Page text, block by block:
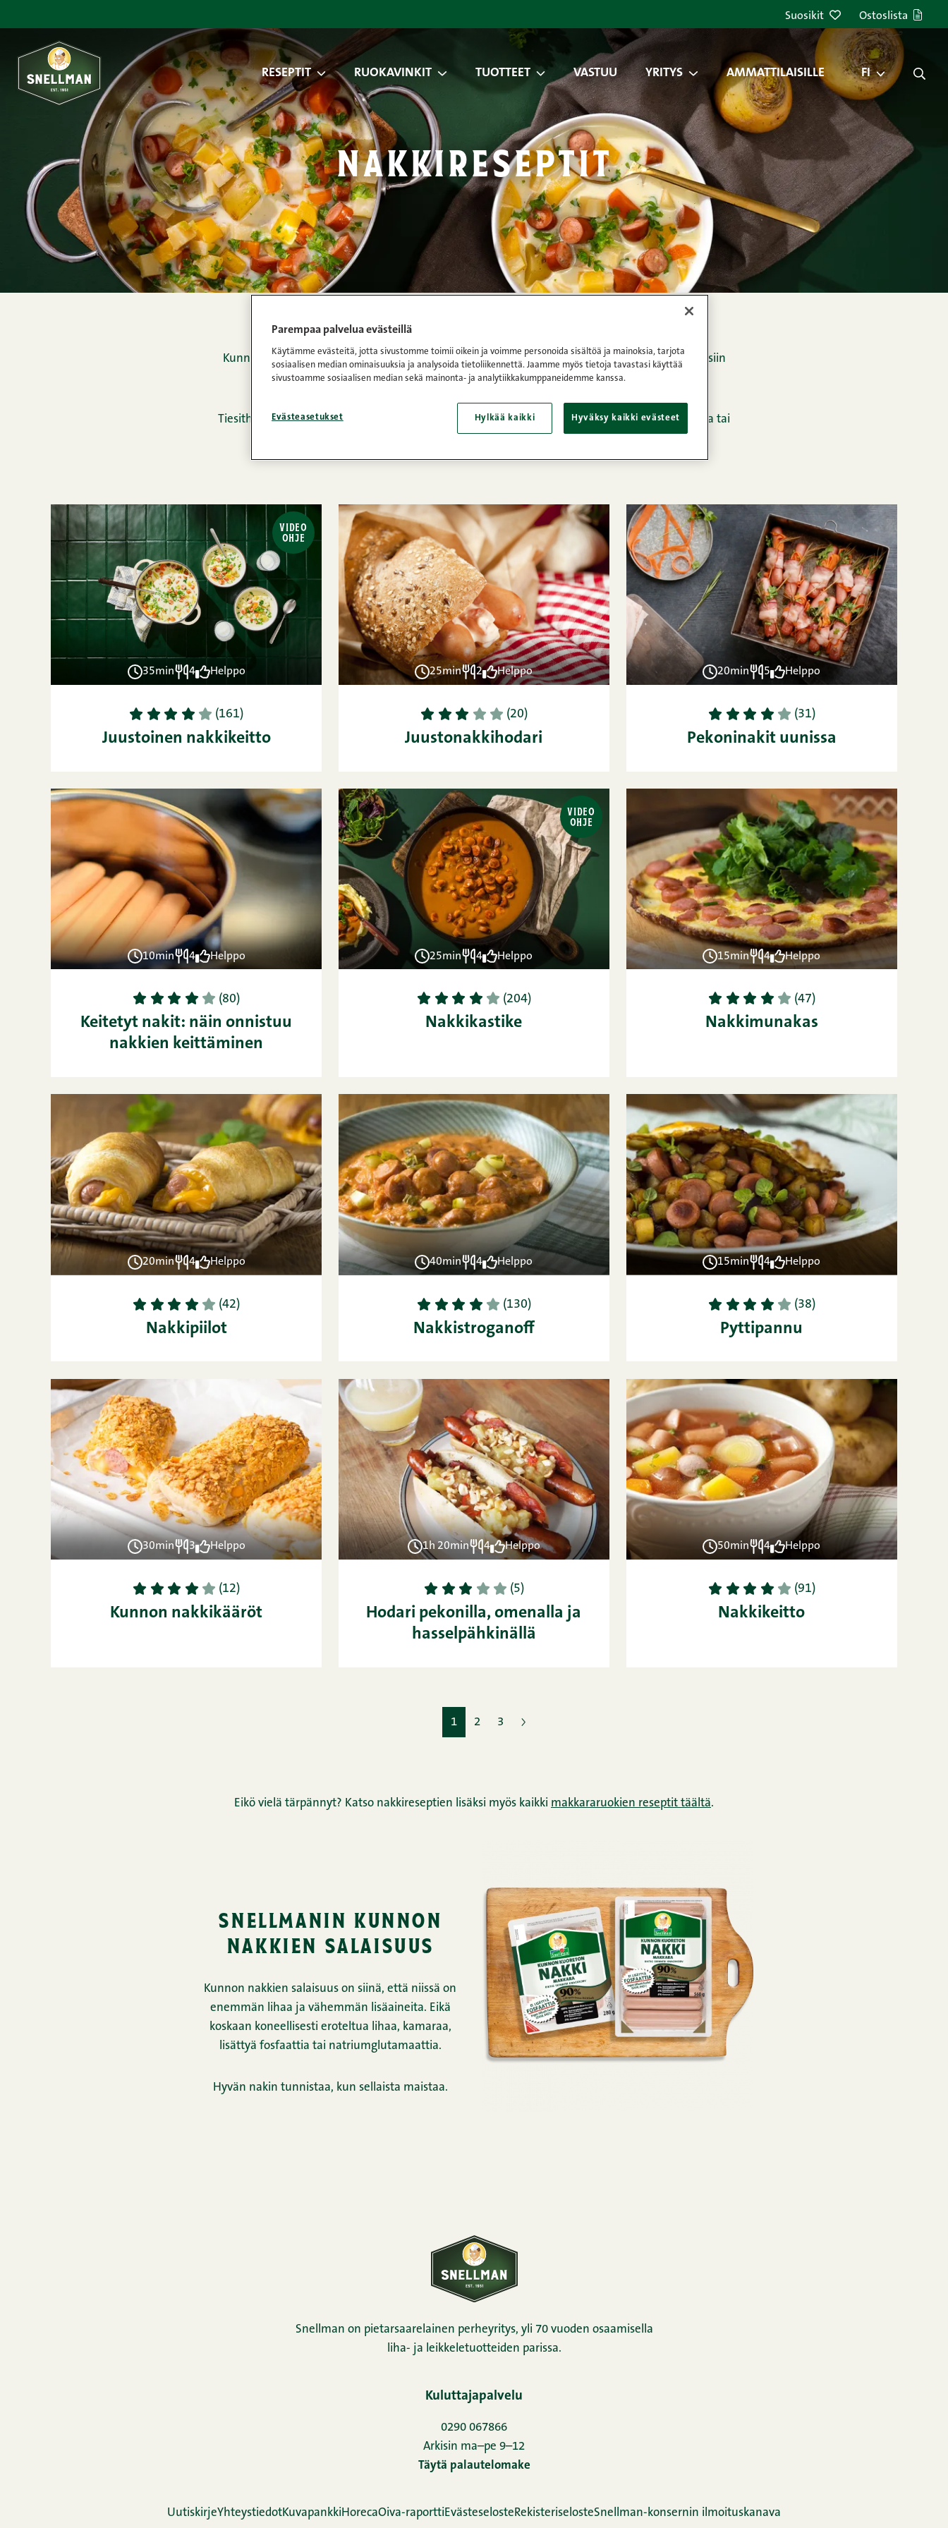
Suosikit Ostoslista
RESEPTIT RUOKAVINKIT TUOTTEET VASTUU YRITYS AMMATTILAISILLE FI
nakkireseptit
Kunnon nakit taipuvat yllättävän monipuoliseen kokkailuun. Tutustu Herra Snellmanin parhaisiin
nakkiresepteihin ja löydä uusia nakkiruokia arkeen ja juhlaan!
Tiesithän muuten, että Snellmanin Kunnon nakeissaei ole lainkaan koneellisesti eroteltua lihaa tai
VIDEO
OHJE
35min 4 Helppo
1 2 3 4 5 (161)
Juustoinen nakkikeitto
25min 2 Helppo
1 2 3 4 5 (20)
Juustonakkihodari
20min 5 Helppo
1 2 3 4 5 (31)
Pekoninakit uunissa
10min 4 Helppo
1 2 3 4 5 (80)
Keitetyt nakit: näin onnistuu
nakkien keittäminen
VIDEO
OHJE
25min 4 Helppo
1 2 3 4 5 (204)
Nakkikastike
15min 4 Helppo
1 2 3 4 5 (47)
Nakkimunakas
20min 4 Helppo
1 2 3 4 5 (42)
Nakkipiilot
40min 4 Helppo
1 2 3 4 5 (130)
Nakkistroganoff
15min 4 Helppo
1 2 3 4 5 (38)
Pyttipannu
30min 3 Helppo
1 2 3 4 5 (12)
Kunnon nakkikääröt
1h 20min 4 Helppo
1 2 3 4 5 (5)
Hodari pekonilla, omenalla ja
hasselpähkinällä
50min 4 Helppo
1 2 3 4 5 (91)
Nakkikeitto
1 2 3
Eikö vielä tärpännyt? Katso nakkireseptien lisäksi myös kaikki makkararuokien reseptit täältä.
snellmanin kunnon
nakkien salaisuus
Kunnon nakkien salaisuus on siinä, että niissä on
enemmän lihaa ja vähemmän lisäaineita. Eikä
koskaan koneellisesti eroteltua lihaa, kamaraa,
lisättyä fosfaattia tai natriumglutamaattia.
Hyvän nakin tunnistaa, kun sellaista maistaa.
Snellman on pietarsaarelainen perheyritys, yli 70 vuoden osaamisella
liha- ja leikkeletuotteiden parissa.
Kuluttajapalvelu
0290 067866
Arkisin ma–pe 9–12
Täytä palautelomake
UutiskirjeYhteystiedotKuvapankki HorecaOiva-raportti Evästeseloste RekisteriselosteSnellman-konsernin ilmoituskanava
Parempaa palvelua evästeillä
Käytämme evästeitä, jotta sivustomme toimii oikein ja voimme personoida sisältöä ja mainoksia, tarjota
sosiaalisen median ominaisuuksia ja analysoida tietoliikennettä. Jaamme myös tietoja tavastasi käyttää
sivustoamme sosiaalisen median sekä mainonta- ja analytiikkakumppaneidemme kanssa.
Evästeasetukset Hylkää kaikki Hyväksy kaikki evästeet